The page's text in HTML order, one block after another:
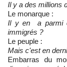
Il y a des millions
Le monarque :
Il y en a parmi
immigrés ?
Le peuple :
Mais c'est en
Embarras du